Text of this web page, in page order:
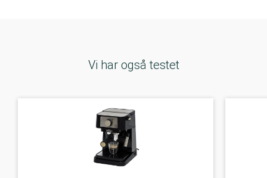
Vi har også testet